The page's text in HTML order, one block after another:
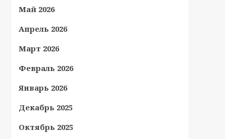
Май 2026
Апрель 2026
Март 2026
Февраль 2026
Январь 2026
Декабрь 2025
Октябрь 2025